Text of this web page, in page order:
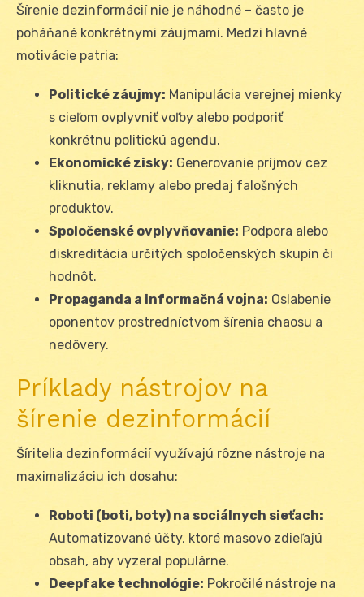
Šírenie dezinformácií nie je náhodné – často je
poháňané konkrétnymi záujmami. Medzi hlavné
motivácie patria:
Politické záujmy: Manipulácia verejnej mienky
s cieľom ovplyvniť voľby alebo podporiť
konkrétnu politickú agendu.
Ekonomické zisky: Generovanie príjmov cez
kliknutia, reklamy alebo predaj falošných
produktov.
Spoločenské ovplyvňovanie: Podpora alebo
diskreditácia určitých spoločenských skupín či
hodnôt.
Propaganda a informačná vojna: Oslabenie
oponentov prostredníctvom šírenia chaosu a
nedôvery.
Príklady nástrojov na
šírenie dezinformácií
Šíritelia dezinformácií využívajú rôzne nástroje na
maximalizáciu ich dosahu:
Roboti (boti, boty) na sociálnych sieťach:
Automatizované účty, ktoré masovo zdieľajú
obsah, aby vyzeral populárne.
Deepfake technológie: Pokročilé nástroje na